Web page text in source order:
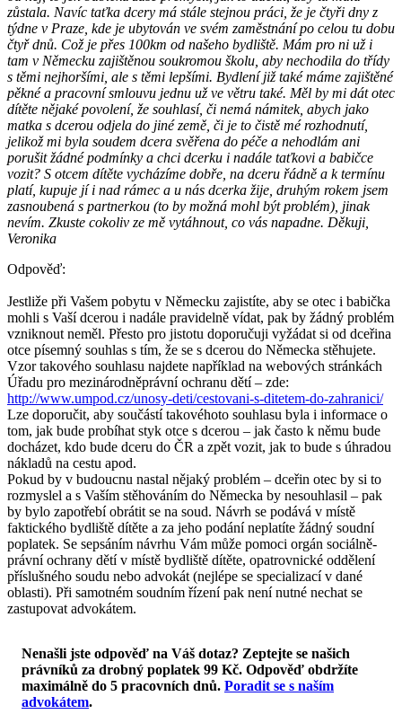
zůstala. Navíc taťka dcery má stále stejnou práci, že je čtyři dny z
týdne v Praze, kde je ubytován ve svém zaměstnání po celou tu dobu
čtyř dnů. Což je přes 100km od našeho bydliště. Mám pro ni už i
tam v Německu zajištěnou soukromou školu, aby nechodila do třídy
s těmi nejhoršími, ale s těmi lepšími. Bydlení již také máme zajištěné
pěkné a pracovní smlouvu jednu už ve větru také. Měl by mi dát otec
dítěte nějaké povolení, že souhlasí, či nemá námitek, abych jako
matka s dcerou odjela do jiné země, či je to čistě mé rozhodnutí,
jelikož mi byla soudem dcera svěřena do péče a nehodlám ani
porušit žádné podmínky a chci dcerku i nadále taťkovi a babičce
vozit? S otcem dítěte vycházíme dobře, na dceru řádně a k termínu
platí, kupuje jí i nad rámec a u nás dcerka žije, druhým rokem jsem
zasnoubená s partnerkou (to by možná mohl být problém), jinak
nevím. Zkuste cokoliv ze mě vytáhnout, co vás napadne. Děkuji,
Veronika
Odpověď:
Jestliže při Vašem pobytu v Německu zajistíte, aby se otec i babička
mohli s Vaší dcerou i nadále pravidelně vídat, pak by žádný problém
vzniknout neměl. Přesto pro jistotu doporučuji vyžádat si od dceřina
otce písemný souhlas s tím, že se s dcerou do Německa stěhujete.
Vzor takového souhlasu najdete například na webových stránkách
Úřadu pro mezinárodněprávní ochranu dětí – zde:
http://www.umpod.cz/unosy-deti/cestovani-s-ditetem-do-zahranici/
Lze doporučit, aby součástí takovéhoto souhlasu byla i informace o
tom, jak bude probíhat styk otce s dcerou – jak často k němu bude
docházet, kdo bude dceru do ČR a zpět vozit, jak to bude s úhradou
nákladů na cestu apod.
Pokud by v budoucnu nastal nějaký problém – dceřin otec by si to
rozmyslel a s Vaším stěhováním do Německa by nesouhlasil – pak
by bylo zapotřebí obrátit se na soud. Návrh se podává v místě
faktického bydliště dítěte a za jeho podání neplatíte žádný soudní
poplatek. Se sepsáním návrhu Vám může pomoci orgán sociálně-
právní ochrany dětí v místě bydliště dítěte, opatrovnické oddělení
příslušného soudu nebo advokát (nejlépe se specializací v dané
oblasti). Při samotném soudním řízení pak není nutné nechat se
zastupovat advokátem.
Nenašli jste odpověď na Váš dotaz? Zeptejte se našich
právníků za drobný poplatek 99 Kč. Odpověď obdržíte
maximálně do 5 pracovních dnů. Poradit se s naším
advokátem.